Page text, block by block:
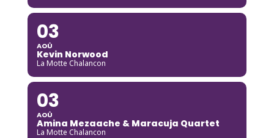
03
AOÛ
Kevin Norwood
La Motte Chalancon
03
AOÛ
Amina Mezaache & Maracuja Quartet
La Motte Chalancon